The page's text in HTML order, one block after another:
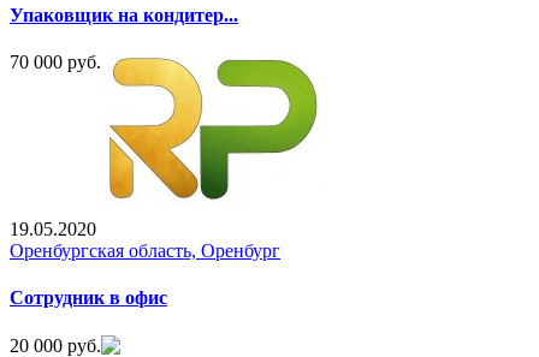
Упаковщик на кондитер...
70 000 руб.
19.05.2020
Оренбургская область, Оренбург
Сотрудник в офис
20 000 руб.